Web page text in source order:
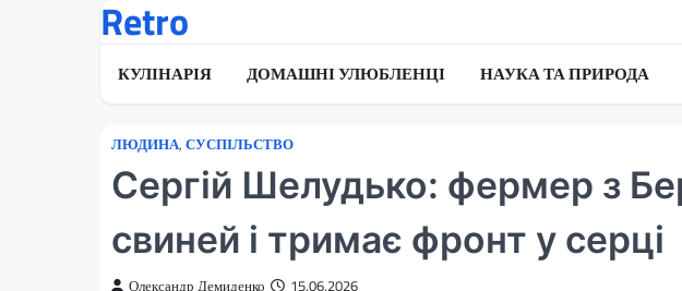
Retro
КУЛІНАРІЯ ДОМАШНІ УЛЮБЛЕНЦІ НАУКА ТА ПРИРОДА
ЛЮДИНА, СУСПІЛЬСТВО
Сергій Шелудько: фермер з
свиней і тримає фронт у серці
Олександр Демиденко 15.06.2026